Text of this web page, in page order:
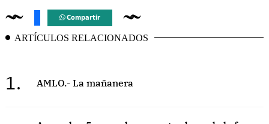
Compartir
ARTÍCULOS RELACIONADOS
1. AMLO.- La mañanera